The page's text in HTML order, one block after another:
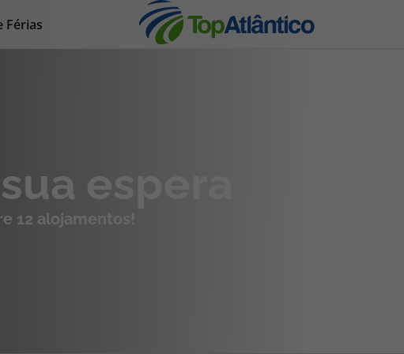
Férias
espera
12 alojamentos!